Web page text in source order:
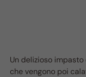
Un delizioso
che vengono poi